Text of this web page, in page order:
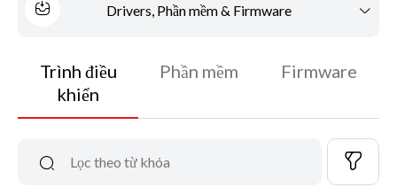
Drivers, Phần mềm & Firmware
Trình điều
khiển
Phần mềm Firmware